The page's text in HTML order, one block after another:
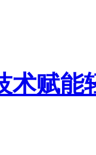
术赋能